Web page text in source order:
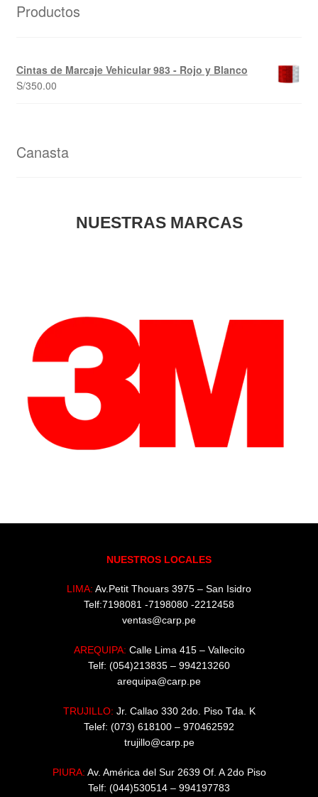
Productos
Cintas de Marcaje Vehicular 983 - Rojo y Blanco
S/350.00
Canasta
NUESTRAS MARCAS
NUESTROS LOCALES
LIMA: Av.Petit Thouars 3975 – San Isidro
Telf:7198081 -7198080 -2212458
ventas@carp.pe
AREQUIPA: Calle Lima 415 – Vallecito
Telf: (054)213835 – 994213260
arequipa@carp.pe
TRUJILLO: Jr. Callao 330 2do. Piso Tda. K
Telef: (073) 618100 – 970462592
trujillo@carp.pe
PIURA: Av. América del Sur 2639 Of. A 2do Piso
Telf: (044)530514 – 994197783